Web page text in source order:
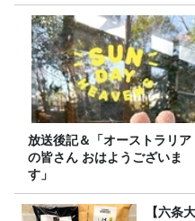
放送後記＆「オーストラリア
の皆さん おはようございま
す」
【六条